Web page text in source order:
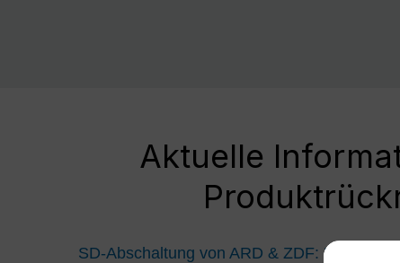
Aktuelle
SD-Abschaltung von ARD & ZDF: Das